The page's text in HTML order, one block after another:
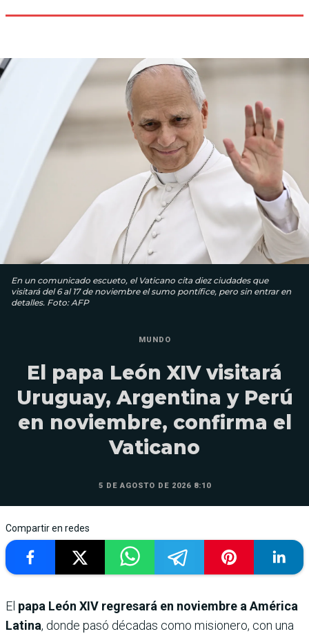
En un comunicado escueto, el Vaticano cita diez ciudades que
visitará del 6 al 17 de noviembre el sumo pontífice, pero sin entrar en
detalles. Foto: AFP
MUNDO
El papa León XIV visitará
Uruguay, Argentina y Perú
en noviembre, confirma el
Vaticano
5 DE AGOSTO DE 2026 8:10
Compartir en redes
El papa León XIV regresará en noviembre a América
Latina, donde pasó décadas como misionero, con una